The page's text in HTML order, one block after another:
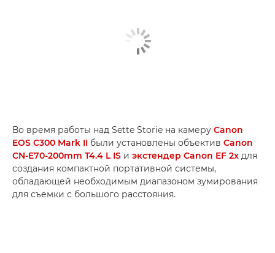
Во время работы над Sette Storie на камеру Canon
EOS C300 Mark II были установлены объектив Canon
CN-E70-200mm T4.4 L IS и экстендер Canon EF 2x для
создания компактной портативной системы,
обладающей необходимым диапазоном зумирования
для съемки с большого расстояния.